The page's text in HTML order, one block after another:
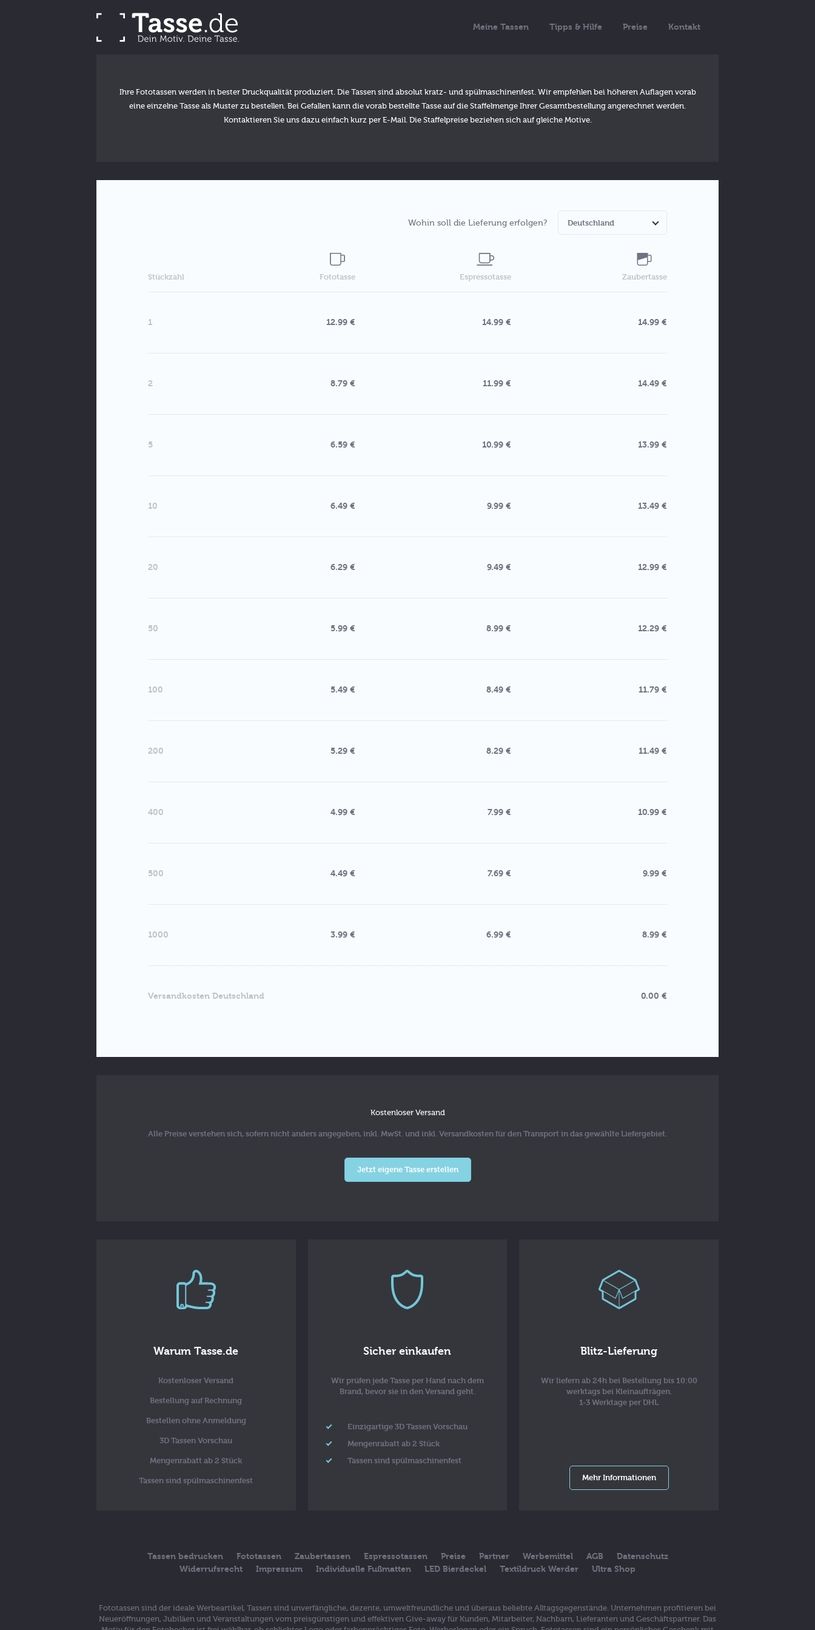
Meine Tassen Tipps & Hilfe Preise Kontakt
Ihre Fototassen werden in bester Druckqualität produziert. Die Tassen sind absolut kratz- und spülmaschinenfest. Wir empfehlen bei höheren Auflagen vorab
eine einzelne Tasse als Muster zu bestellen. Bei Gefallen kann die vorab bestellte Tasse auf die Staffelmenge Ihrer Gesamtbestellung angerechnet werden.
Kontaktieren Sie uns dazu einfach kurz per E-Mail. Die Staffelpreise beziehen sich auf gleiche Motive.
Wohin soll die Lieferung erfolgen?
Stückzahl Fototasse Espressotasse Zaubertasse
1 12.99 € 14.99 € 14.99 €
2 8.79 € 11.99 € 14.49 €
5 6.59 € 10.99 € 13.99 €
10 6.49 € 9.99 € 13.49 €
20 6.29 € 9.49 € 12.99 €
50 5.99 € 8.99 € 12.29 €
100 5.49 € 8.49 € 11.79 €
200 5.29 € 8.29 € 11.49 €
400 4.99 € 7.99 € 10.99 €
500 4.49 € 7.69 € 9.99 €
1000 3.99 € 6.99 € 8.99 €
Versandkosten Deutschland 0.00 €
Kostenloser Versand
Alle Preise verstehen sich, sofern nicht anders angegeben, inkl. MwSt. und inkl. Versandkosten für den Transport in das gewählte Liefergebiet.
Jetzt eigene Tasse erstellen
Warum Tasse.de
Kostenloser Versand
Bestellung auf Rechnung
Bestellen ohne Anmeldung
3D Tassen Vorschau
Mengenrabatt ab 2 Stück
Tassen sind spülmaschinenfest
Sicher einkaufen
Wir prüfen jede Tasse per Hand nach dem
Brand, bevor sie in den Versand geht.
Einzigartige 3D Tassen Vorschau
Mengenrabatt ab 2 Stück
Tassen sind spülmaschinenfest
Blitz-Lieferung
Wir liefern ab 24h bei Bestellung bis 10:00
werktags bei Kleinaufträgen.
1-3 Werktage per DHL
Mehr Informationen
Tassen bedrucken Fototassen Zaubertassen Espressotassen Preise Partner Werbemittel AGB
Datenschutz
Widerrufsrecht
Impressum Individuelle Fußmatten LED Bierdeckel Textildruck Werder Ultra Shop
Fototassen sind der ideale Werbeartikel, Tassen sind unverfängliche, dezente, umweltfreundliche und überaus beliebte Alltagsgegenstände. Unternehmen profitieren bei
Neueröffnungen, Jubiläen und Veranstaltungen vom preisgünstigen und effektiven Give-away für Kunden, Mitarbeiter, Nachbarn, Lieferanten und Geschäftspartner. Das